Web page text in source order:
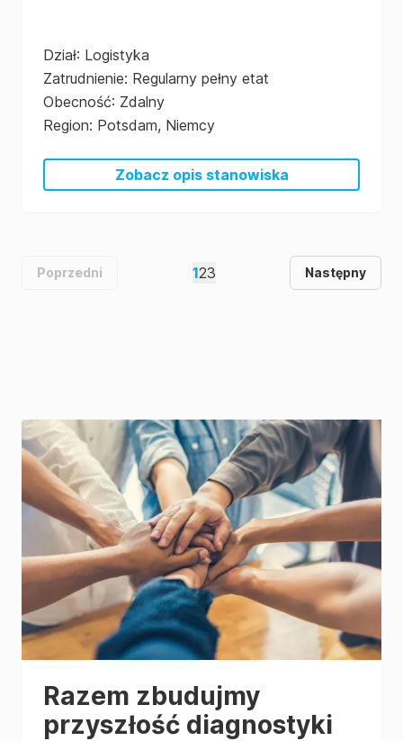
Dział: Logistyka
Zatrudnienie: Regularny pełny etat
Obecność: Zdalny
Region: Potsdam, Niemcy
Zobacz opis stanowiska
Poprzedni 123 Następny
Razem zbudujmy
przyszłość diagnostyki